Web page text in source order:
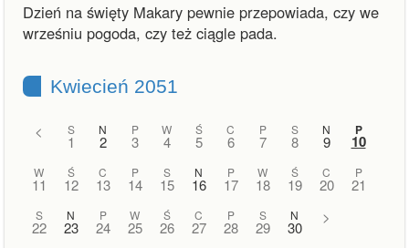
Dzień na święty Makary pewnie przepowiada, czy we
wrześniu pogoda, czy też ciągle pada.
Kwiecień 2051
< S
1
N
2
P
3
W
4
Ś
5
C
6
P
7
S
8
N
9
P
10
W
11
Ś
12
C
13
P
14
S
15
N
16
P
17
W
18
Ś
19
C
20
P
21
S
22
N
23
P
24
W
25
Ś
26
C
27
P
28
S
29
N
30
>